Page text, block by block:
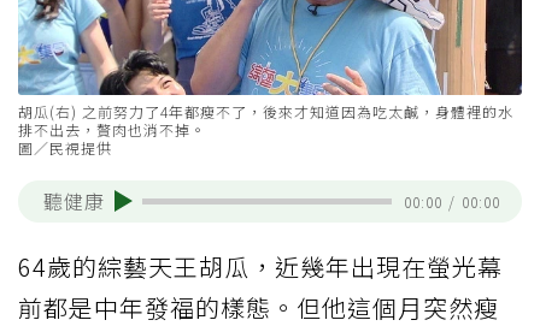
胡瓜(右) 之前努力了4年都瘦不了，後來才知道因為吃太鹹，身體裡的水
排不出去，贅肉也消不掉。
圖／民視提供
聽健康 00:00 / 00:00
64歲的綜藝天王胡瓜，近幾年出現在螢光幕
前都是中年發福的樣態。但他這個月突然瘦